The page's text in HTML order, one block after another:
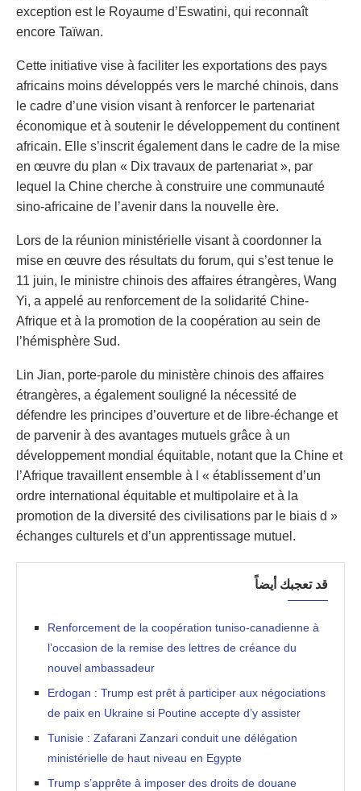
exception est le Royaume d’Eswatini, qui reconnaît
encore Taïwan.
Cette initiative vise à faciliter les exportations des pays
africains moins développés vers le marché chinois, dans
le cadre d’une vision visant à renforcer le partenariat
économique et à soutenir le développement du continent
africain. Elle s’inscrit également dans le cadre de la mise
en œuvre du plan « Dix travaux de partenariat », par
lequel la Chine cherche à construire une communauté
sino-africaine de l’avenir dans la nouvelle ère.
Lors de la réunion ministérielle visant à coordonner la
mise en œuvre des résultats du forum, qui s’est tenue le
11 juin, le ministre chinois des affaires étrangères, Wang
Yi, a appelé au renforcement de la solidarité Chine-
Afrique et à la promotion de la coopération au sein de
l’hémisphère Sud.
Lin Jian, porte-parole du ministère chinois des affaires
étrangères, a également souligné la nécessité de
défendre les principes d’ouverture et de libre-échange et
de parvenir à des avantages mutuels grâce à un
développement mondial équitable, notant que la Chine et
l’Afrique travaillent ensemble à l « établissement d’un
ordre international équitable et multipolaire et à la
promotion de la diversité des civilisations par le biais d »
échanges culturels et d’un apprentissage mutuel.
قد تعجبك أيضاً
Renforcement de la coopération tuniso-canadienne à
l’occasion de la remise des lettres de créance du
nouvel ambassadeur
Erdogan : Trump est prêt à participer aux négociations
de paix en Ukraine si Poutine accepte d’y assister
Tunisie : Zafarani Zanzari conduit une délégation
ministérielle de haut niveau en Egypte
Trump s’apprête à imposer des droits de douane